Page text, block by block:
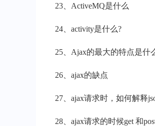
23、ActiveMQ是什么
24、activity是什么?
25、Ajax的最大的特点是什
26、ajax的缺点
27、ajax请求时，如何解释
28、ajax请求的时候get 和